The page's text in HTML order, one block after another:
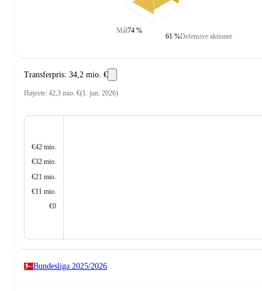
Mål74 %
Defensive aktioner
61 %
Transferpris: 34,2 mio. €
Højeste: 42,3 mio. €(1. jun. 2026)
€42 mio.
€32 mio.
€21 mio.
€11 mio.
€0
Bundesliga 2025/2026